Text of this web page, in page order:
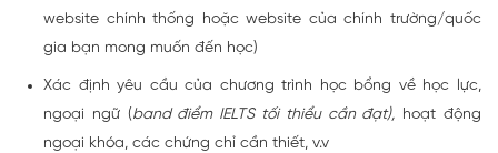
website chính thống hoặc website của chính trường/quốc
gia bạn mong muốn đến học)
Xác định yêu cầu của chương trình học bổng về học lực,
ngoại ngữ (band điểm IELTS tối thiểu cần đạt), hoạt động
ngoại khóa, các chứng chỉ cần thiết, v.v